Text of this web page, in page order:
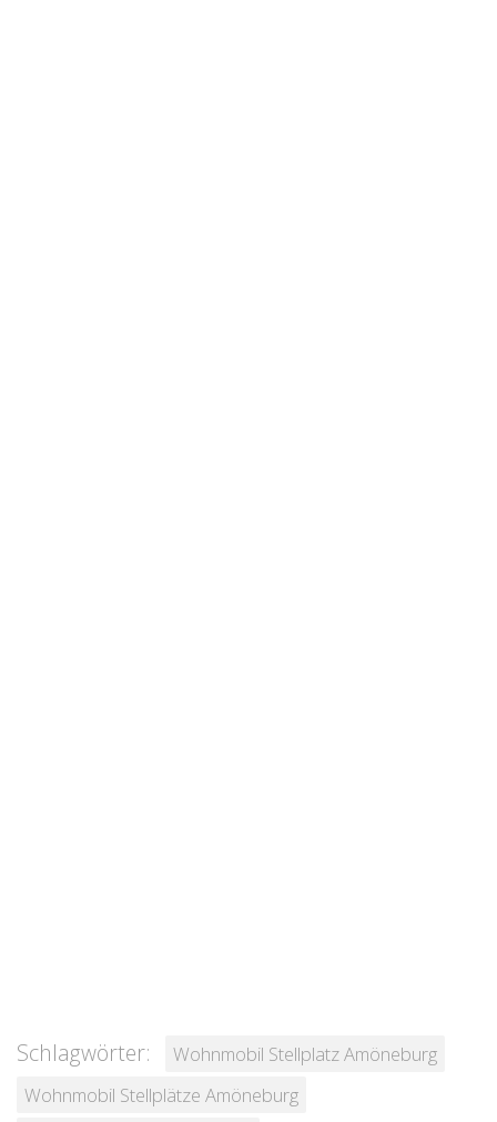
Schlagwörter:
Wohnmobil Stellplatz Amöneburg
Wohnmobil Stellplätze Amöneburg